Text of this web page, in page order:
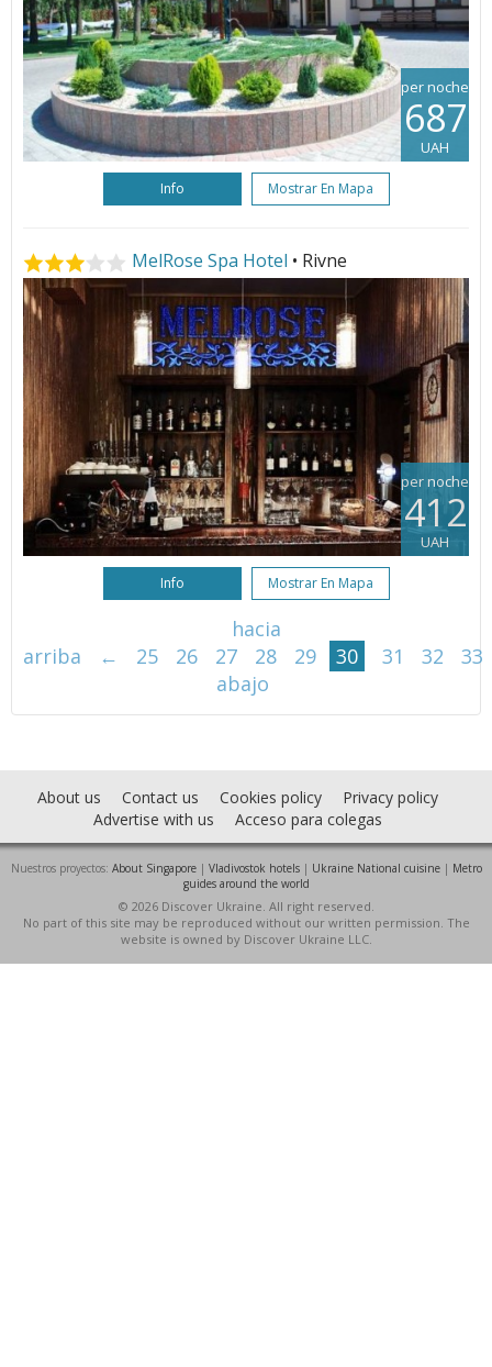
per noche
687
UAH
Info Mostrar En Mapa
MelRose Spa Hotel • Rivne
per noche
412
UAH
Info Mostrar En Mapa
hacia
arriba
← 25 26 27 28 29 30 31 32
33
abajo
About us Contact us Cookies policy
Privacy policy
Advertise with us
Acceso para colegas
Nuestros proyectos: About Singapore| Vladivostok hotels| Ukraine National cuisine| Metro
guides around the world
© 2026 Discover Ukraine. All right reserved.
No part of this site may be reproduced without our written permission. The
website is owned by Discover Ukraine LLC.